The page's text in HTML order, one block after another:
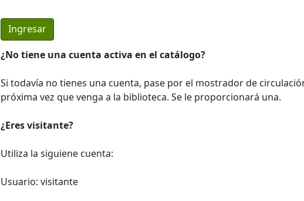
¿No tiene una cuenta activa en el catálogo?
Si todavía no tienes una cuenta, pase por el mostrador de
próxima vez que venga a la biblioteca. Se le proporcionará una.
¿Eres visitante?
Utiliza la siguiene cuenta:
Usuario: visitante